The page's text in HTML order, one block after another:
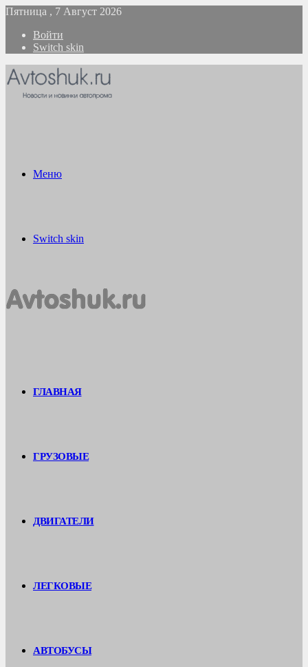
Пятница , 7 Август 2026
Войти
Switch skin
Меню
Switch skin
ГЛАВНАЯ
ГРУЗОВЫЕ
ДВИГАТЕЛИ
ЛЕГКОВЫЕ
АВТОБУСЫ